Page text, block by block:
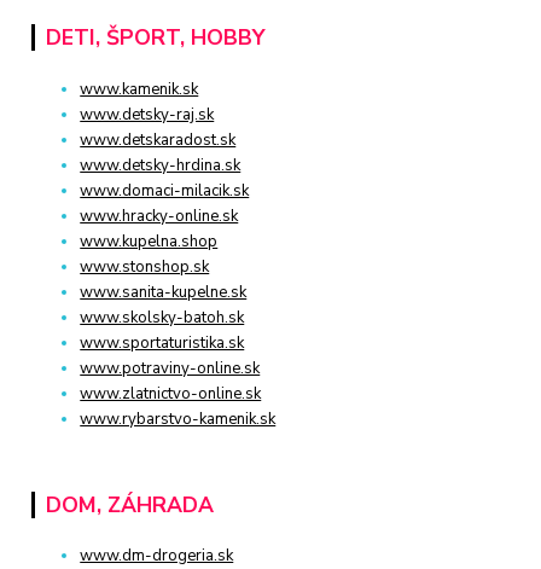
DETI, ŠPORT, HOBBY
www.kamenik.sk
www.detsky-raj.sk
www.detskaradost.sk
www.detsky-hrdina.sk
www.domaci-milacik.sk
www.hracky-online.sk
www.kupelna.shop
www.stonshop.sk
www.sanita-kupelne.sk
www.skolsky-batoh.sk
www.sportaturistika.sk
www.potraviny-online.sk
www.zlatnictvo-online.sk
www.rybarstvo-kamenik.sk
DOM, ZÁHRADA
www.dm-drogeria.sk